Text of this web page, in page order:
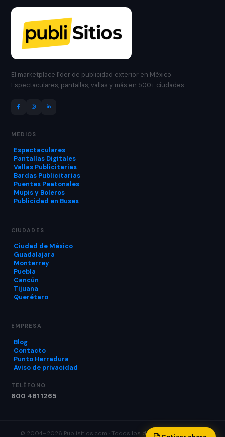
El marketplace líder de publicidad exterior en México.
Espectaculares, pantallas, vallas y más en 500+ ciudades.
MEDIOS
Espectaculares
Pantallas Digitales
Vallas Publicitarias
Bardas Publicitarias
Puentes Peatonales
Mupis y Boleros
Publicidad en Buses
CIUDADES
Ciudad de México
Guadalajara
Monterrey
Puebla
Cancún
Tijuana
Querétaro
EMPRESA
Blog
Contacto
Punto Herradura
Aviso de privacidad
TELÉFONO
800 461 1265
© 2004–2026 Publisitios.com · Todos los derechos reservados